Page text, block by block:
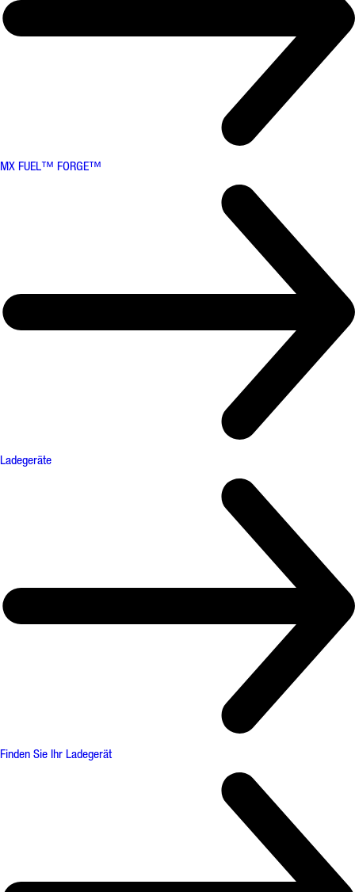
MX FUEL™ FORGE™
Ladegeräte
Finden Sie Ihr Ladegerät